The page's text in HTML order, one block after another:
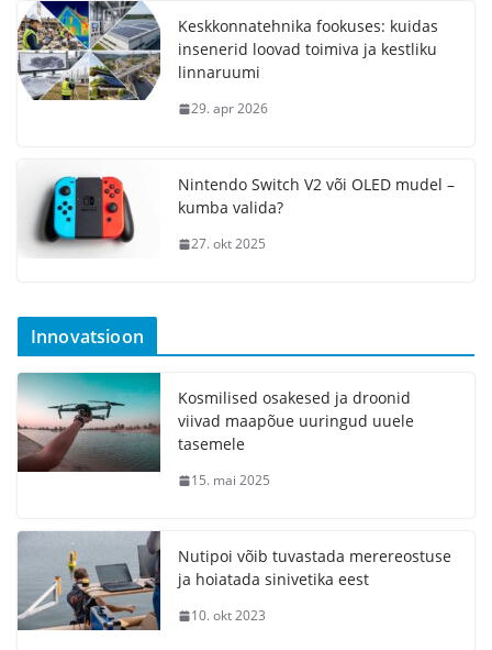
Keskkonnatehnika fookuses: kuidas
insenerid loovad toimiva ja kestliku
linnaruumi
29. apr 2026
Nintendo Switch V2 või OLED mudel –
kumba valida?
27. okt 2025
Innovatsioon
Kosmilised osakesed ja droonid
viivad maapõue uuringud uuele
tasemele
15. mai 2025
Nutipoi võib tuvastada merereostuse
ja hoiatada sinivetika eest
10. okt 2023